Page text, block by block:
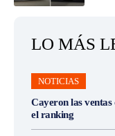
LO MÁS
NOTICIAS
Cayeron las ventas
el ranking